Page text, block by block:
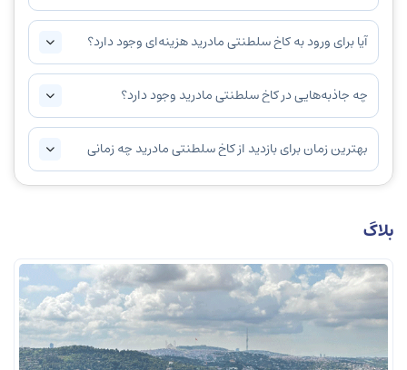
آیا برای ورود به کاخ سلطنتی مادرید هزینه‌ای وجود دارد؟
چه جاذبه‌هایی در کاخ سلطنتی مادرید وجود دارد؟
بهترین زمان برای بازدید از کاخ سلطنتی مادرید چه زمانی
است؟
بلاگ